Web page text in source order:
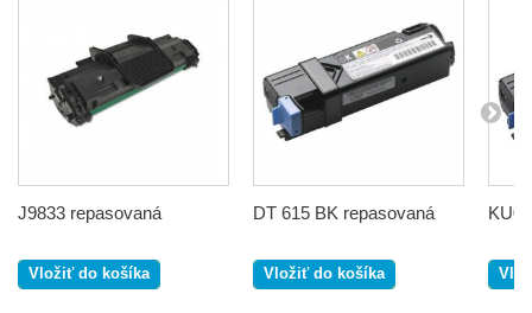
J9833 repasovaná
Vložiť do košíka
DT 615 BK repasovaná
Vložiť do košíka